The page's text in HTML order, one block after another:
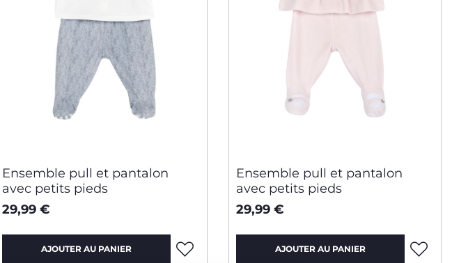
Ensemble pull et pantalon
avec petits pieds
29,99 €
AJOUTER AU PANIER
Ensemble pull et pantalon
avec petits pieds
29,99 €
AJOUTER AU PANIER